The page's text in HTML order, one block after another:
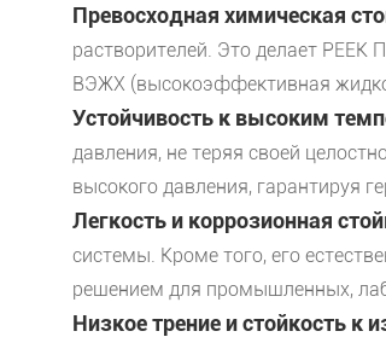
Превосходная химическая
растворителей. Это делает
ВЭЖХ (высокоэффективная
Устойчивость к высоким
давления, не теряя своей
высокого давления, гарантируя
Легкость и коррозионная
системы. Кроме того, его
решением для промышленных,
Низкое трение и стойкость к